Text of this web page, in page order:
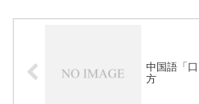
中国語「
方